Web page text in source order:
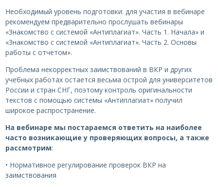
Необходимый уровень подготовки: для участия в вебинаре
рекомендуем предварительно прослушать вебинары
«Знакомство с системой «Антиплагиат». Часть 1. Начала» и
«Знакомство с системой «Антиплагиат». Часть 2. Основы
работы с отчетом».
Проблема некорректных заимствований в ВКР и других
учебных работах остается весьма острой для университетов
России и стран СНГ, поэтому контроль оригинальности
текстов с помощью системы «Антиплагиат» получил
широкое распространение.
На вебинаре мы постараемся ответить на наиболее
часто возникающие у проверяющих вопросы, а также
рассмотрим:
• Нормативное регулирование проверок ВКР на
заимствования